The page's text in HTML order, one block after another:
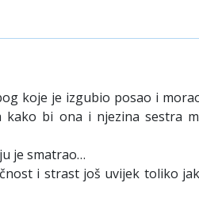
koje je izgubio posao i
bi ona i njezina sestra
je smatrao…
i strast još uvijek toliko